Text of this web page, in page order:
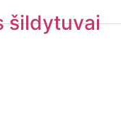
šildytuvai